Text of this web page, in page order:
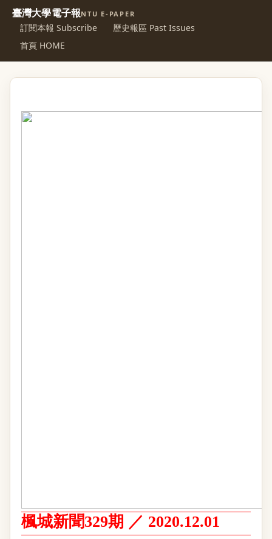
臺灣大學電子報NTU E-PAPER
訂閱本報 Subscribe
歷史報區 Past Issues
首頁 HOME
楓城新聞329期 ／ 2020.12.01